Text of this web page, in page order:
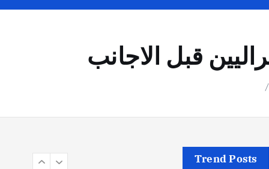
قبل الاجانب
Trend Posts
يوليو 30, 2026